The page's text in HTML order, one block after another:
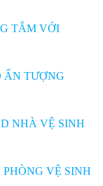
TẮM VỚI
ẤN TƯỢNG
NHÀ VỆ SINH
VỆ SINH